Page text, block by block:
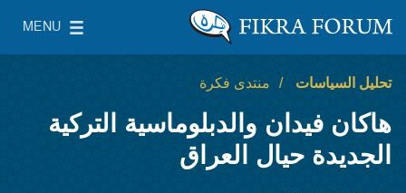
معهد واشنطن لسياسات الشرق الأدنى
MENU
Main Menu
تحليل السياسات منتدى فكرة
هاكان فيدان والدبلوماسية التركية
الجديدة حيال العراق